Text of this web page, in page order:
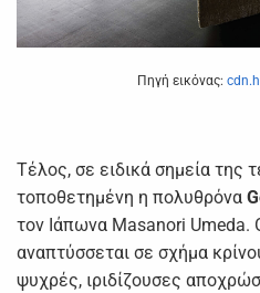
Πηγή εικόνας:
Τέλος, σε ειδικά σημεία της
τοποθετημένη η πολυθρόνα
τον Ιάπωνα Masanori Umeda.
αναπτύσσεται σε σχήμα
ψυχρές, ιριδίζουσες